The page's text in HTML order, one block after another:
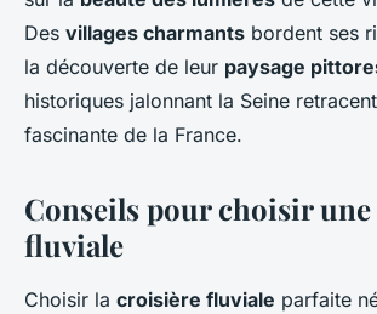
Des villages charmants bordent ses
la découverte de leur paysage
historiques jalonnant la Seine
fascinante de la France.
Conseils pour choisir
fluviale
Choisir la croisière fluviale parfaite